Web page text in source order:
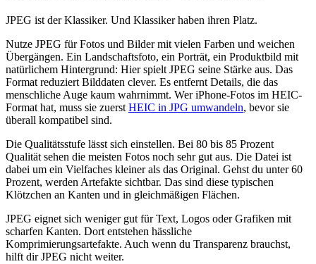
JPEG ist der Klassiker. Und Klassiker haben ihren Platz.
Nutze JPEG für Fotos und Bilder mit vielen Farben und weichen
Übergängen. Ein Landschaftsfoto, ein Porträt, ein Produktbild mit
natürlichem Hintergrund: Hier spielt JPEG seine Stärke aus. Das
Format reduziert Bilddaten clever. Es entfernt Details, die das
menschliche Auge kaum wahrnimmt. Wer iPhone-Fotos im HEIC-
Format hat, muss sie zuerstHEIC in JPG umwandeln, bevor sie
überall kompatibel sind.
Die Qualitätsstufe lässt sich einstellen. Bei 80 bis 85 Prozent
Qualität sehen die meisten Fotos noch sehr gut aus. Die Datei ist
dabei um ein Vielfaches kleiner als das Original. Gehst du unter 60
Prozent, werden Artefakte sichtbar. Das sind diese typischen
Klötzchen an Kanten und in gleichmäßigen Flächen.
JPEG eignet sich weniger gut für Text, Logos oder Grafiken mit
scharfen Kanten. Dort entstehen hässliche
Komprimierungsartefakte. Auch wenn du Transparenz brauchst,
hilft dir JPEG nicht weiter.